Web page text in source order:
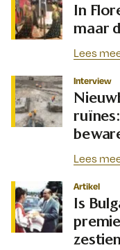
In
maar
Lees
Interview
Lees
Artikel
Is